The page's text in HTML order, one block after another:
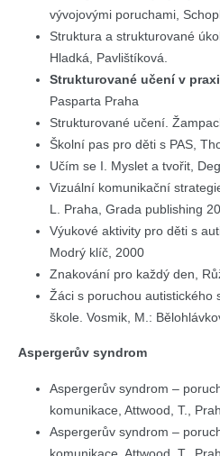
vývojovými poruchami,
Struktura a strukturované
Hladká, Pavlištíková.
Strukturované učení v
Pasparta Praha
Strukturované učení.
Školní pas pro děti s PAS,
Učím se I. Myslet a tvořit,
Vizuální komunikační
L. Praha, Grada publishing
Výukové aktivity pro děti s
Modrý klíč, 2000
Znakování pro každý den,
Žáci s poruchou autistického
škole. Vosmik, M.:
Aspergerův syndrom
Aspergerův syndrom –
komunikace, Attwood, T.,
Aspergerův syndrom –
komunikace, Attwood, T.,